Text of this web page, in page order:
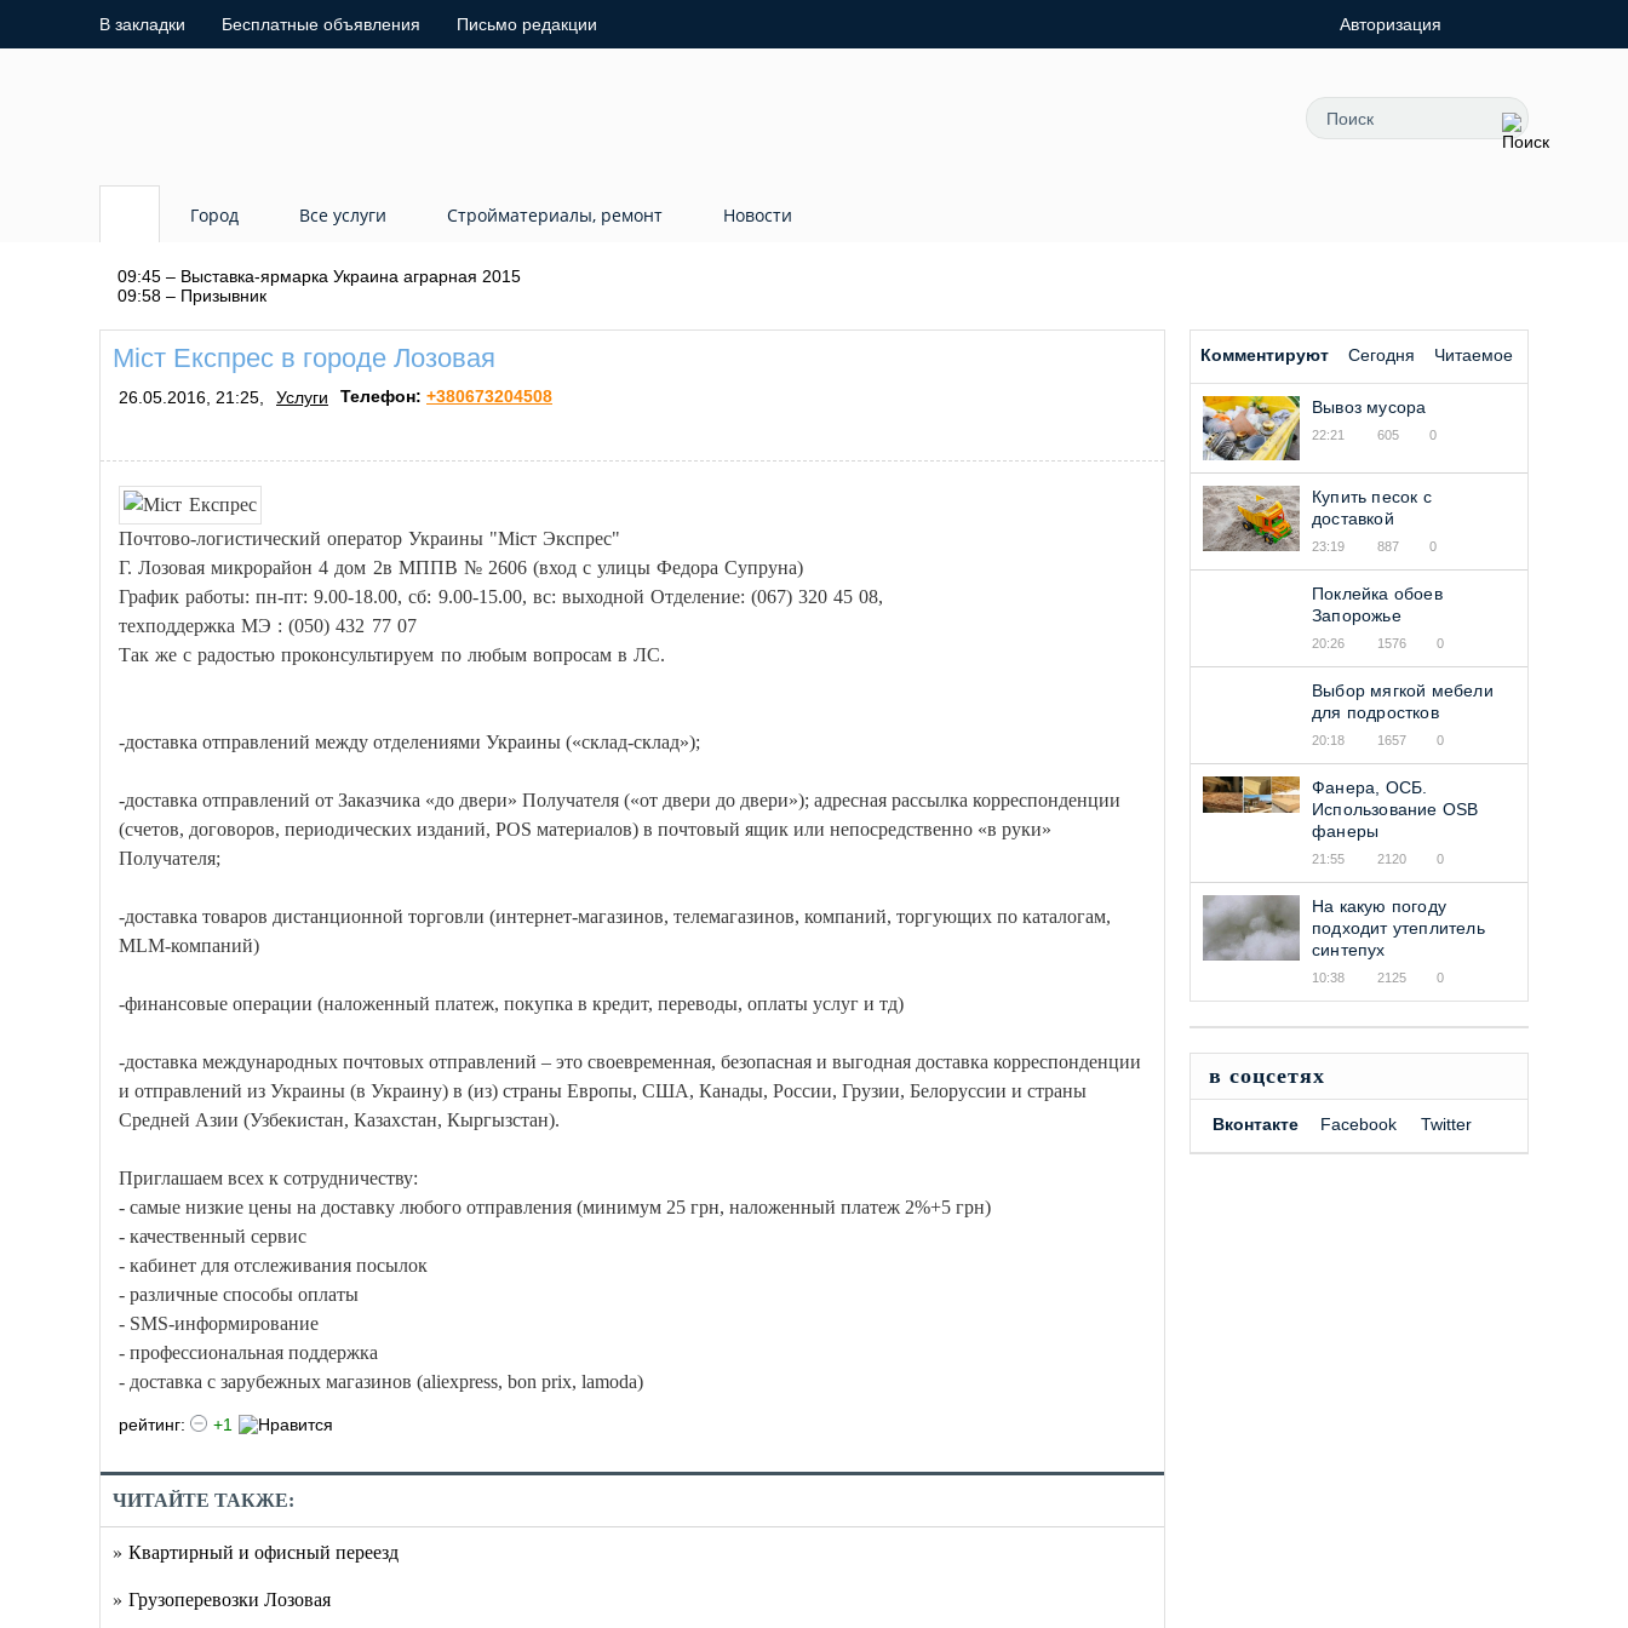
В закладки Бесплатные объявления Письмо редакции Авторизация
Город Все услуги Стройматериалы, ремонт Новости
09:45 – Выставка-ярмарка Украина аграрная 2015
09:58 – Призывник
Міст Експрес в городе Лозовая
26.05.2016, 21:25, Услуги Телефон: +380673204508
Почтово-логистический оператор Украины "Міст Экспрес"
Г. Лозовая микрорайон 4 дом 2в МППВ № 2606 (вход с улицы Федора Супруна)
График работы: пн-пт: 9.00-18.00, сб: 9.00-15.00, вс: выходной Отделение: (067) 320 45 08,
техподдержка МЭ : (050) 432 77 07
Так же с радостью проконсультируем по любым вопросам в ЛС.
-доставка отправлений между отделениями Украины («склад-склад»);
-доставка отправлений от Заказчика «до двери» Получателя («от двери до двери»); адресная рассылка корреспонденции
(счетов, договоров, периодических изданий, POS материалов) в почтовый ящик или непосредственно «в руки»
Получателя;
-доставка товаров дистанционной торговли (интернет-магазинов, телемагазинов, компаний, торгующих по каталогам,
MLM-компаний)
-финансовые операции (наложенный платеж, покупка в кредит, переводы, оплаты услуг и тд)
-доставка международных почтовых отправлений – это своевременная, безопасная и выгодная доставка корреспонденции
и отправлений из Украины (в Украину) в (из) страны Европы, США, Канады, России, Грузии, Белоруссии и страны
Средней Азии (Узбекистан, Казахстан, Кыргызстан).
Приглашаем всех к сотрудничеству:
- самые низкие цены на доставку любого отправления (минимум 25 грн, наложенный платеж 2%+5 грн)
- качественный сервис
- кабинет для отслеживания посылок
- различные способы оплаты
- SMS-информирование
- профессиональная поддержка
- доставка с зарубежных магазинов (aliexpress, bon prix, lamoda)
рейтинг: +1
ЧИТАЙТЕ ТАКЖЕ:
» Квартирный и офисный переезд
» Грузоперевозки Лозовая
Комментируют Сегодня Читаемое
Вывоз мусора
22:21 605 0
Купить песок с
доставкой
23:19 887 0
Поклейка обоев
Запорожье
20:26 1576 0
Выбор мягкой мебели
для подростков
20:18 1657 0
Фанера, ОСБ.
Использование OSB
фанеры
21:55 2120 0
На какую погоду
подходит утеплитель
синтепух
10:38 2125 0
в соцсетях
Вконтакте Facebook Twitter